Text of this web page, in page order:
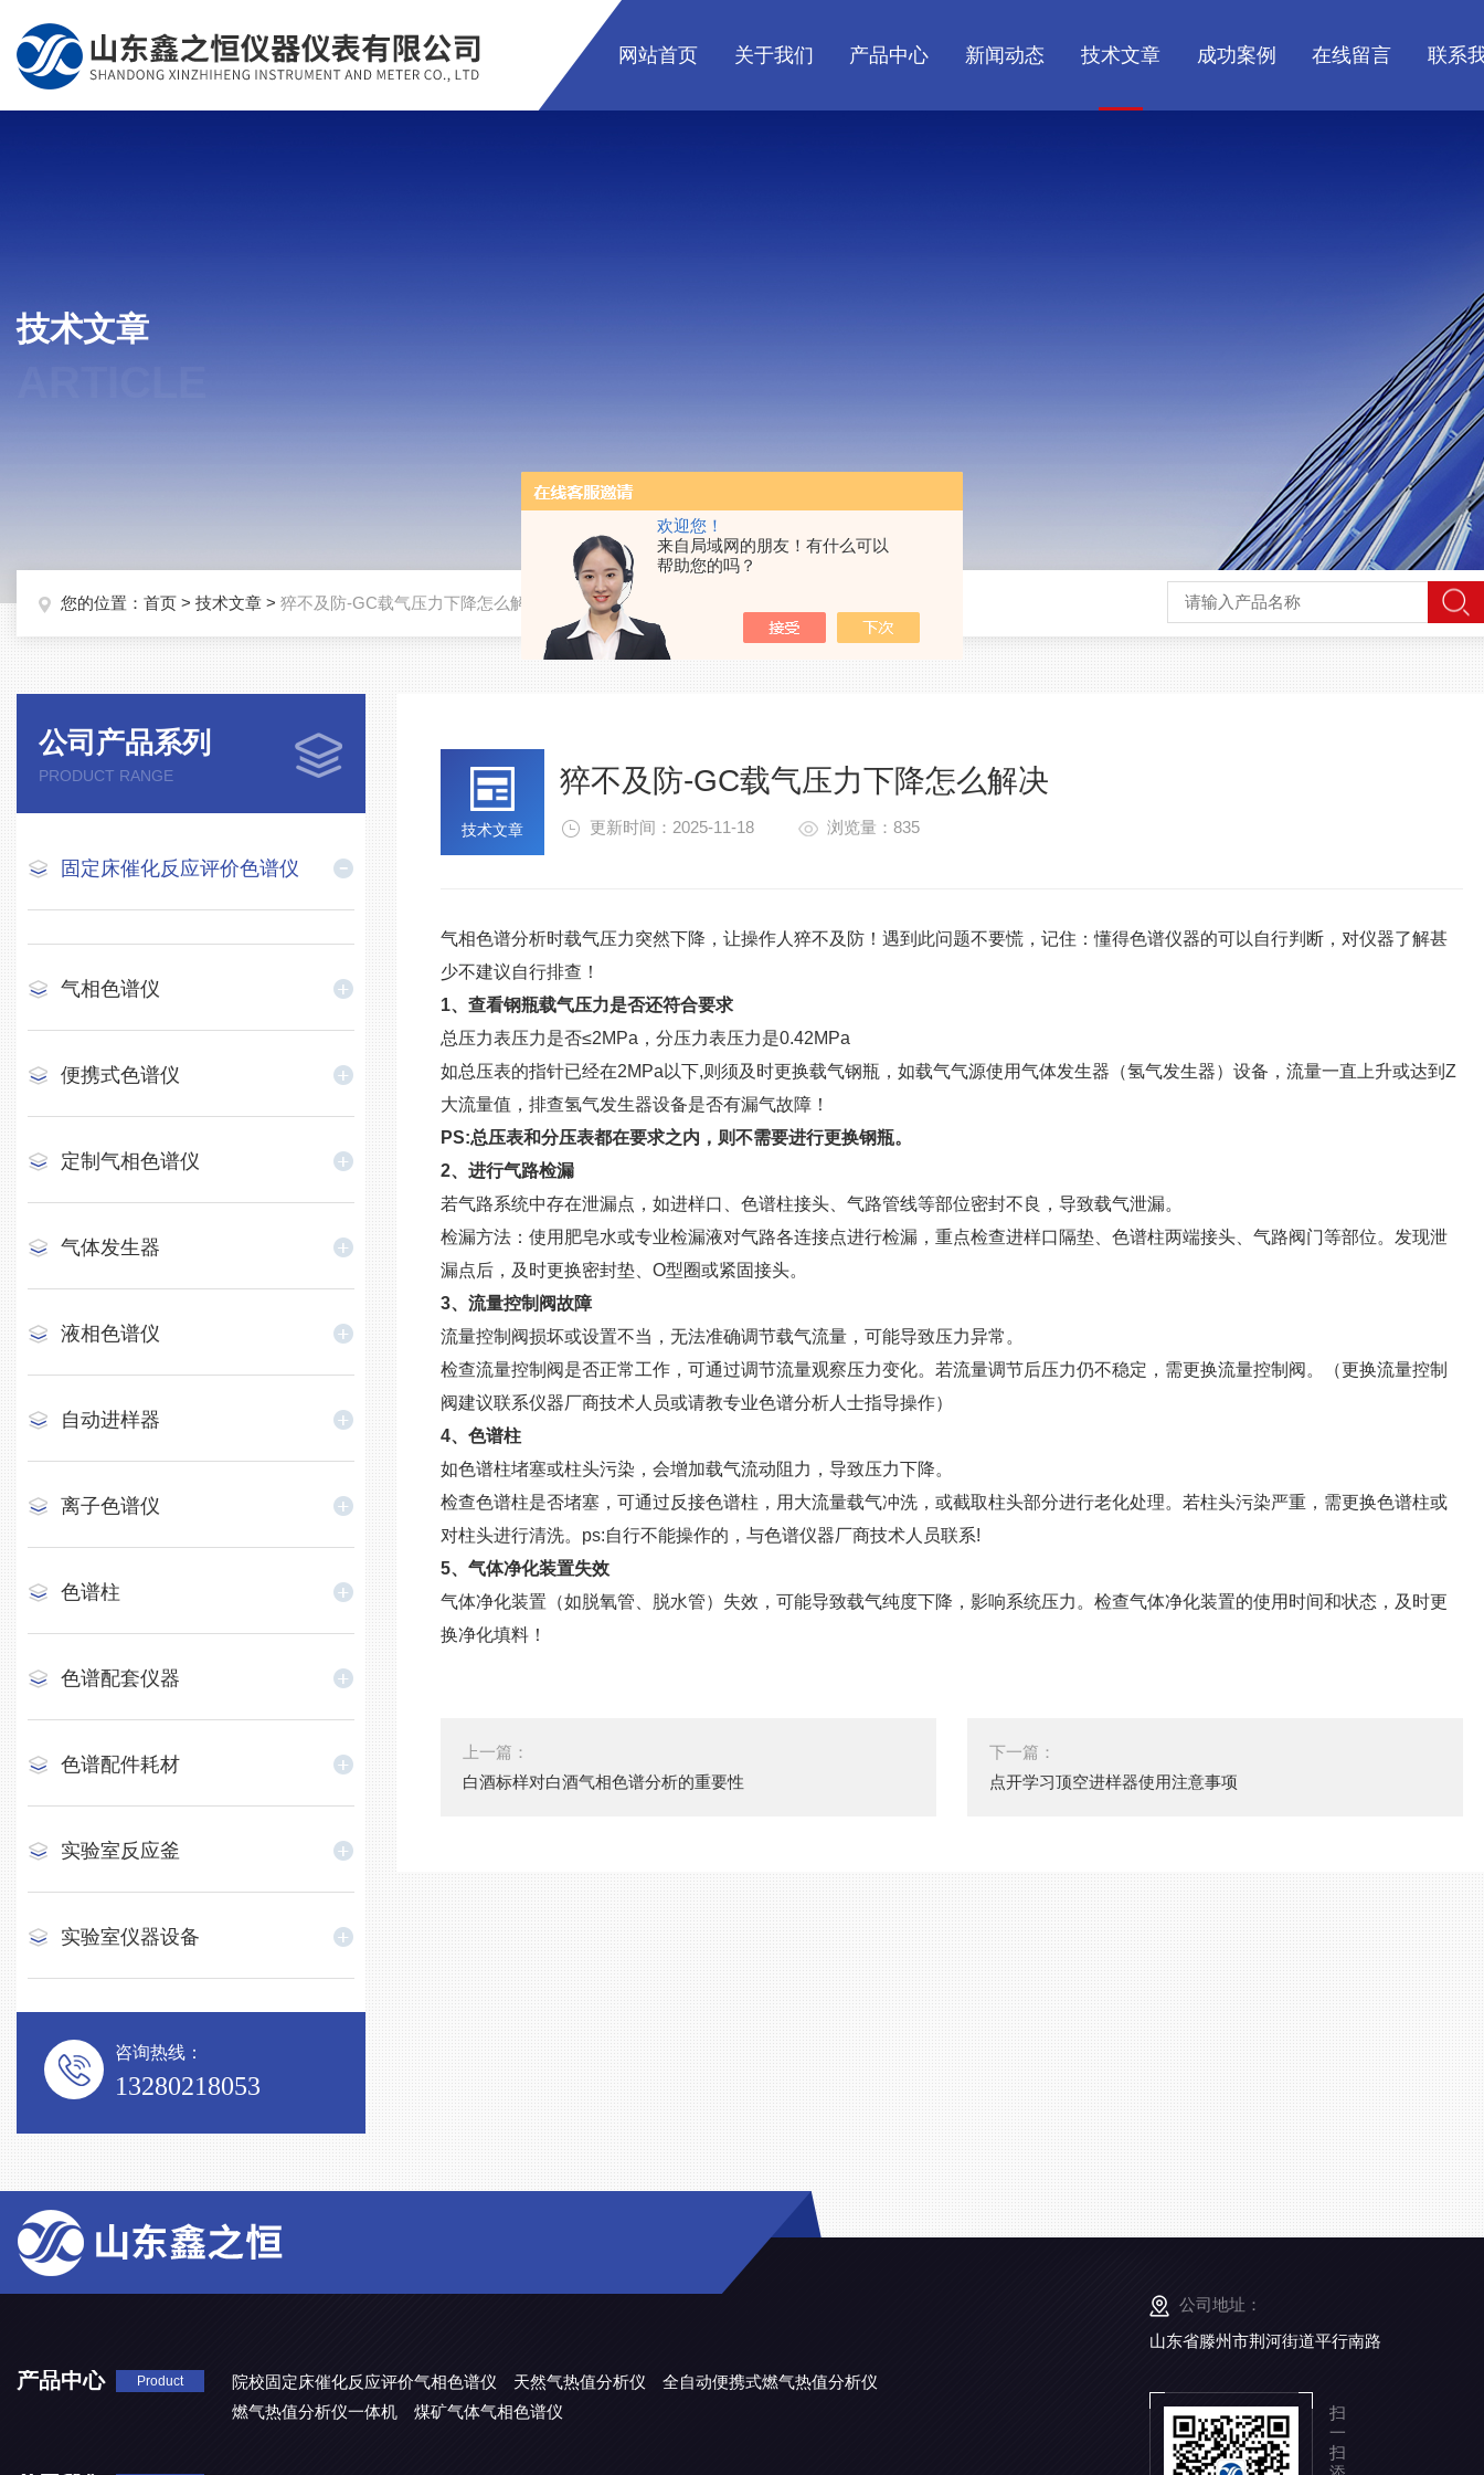
欢迎您！
来自局域网的朋友！有什么可以
帮助您的吗？
网站首页 关于我们 产品中心 新闻动态 技术文章 成功案例 在线留言 联系
技术文章
您的位置： 首页 > 技术文章 > 猝不及防-GC载气压力下降怎么解决
公司产品系列
PRODUCT RANGE
固定床催化反应评价色谱仪
气相色谱仪
便携式色谱仪
定制气相色谱仪
气体发生器
液相色谱仪
自动进样器
离子色谱仪
色谱柱
色谱配套仪器
色谱配件耗材
实验室反应釜
实验室仪器设备
咨询热线：
13280218053
技术文章
猝不及防-GC载气压力下降怎么解决
更新时间：2025-11-18 浏览量：835
气相色谱分析时载气压力突然下降，让操作人猝不及防！遇到此问题不要慌，记住：懂得色谱仪器的可以自行判断，对仪器了解甚
少不建议自行排查！
1、查看钢瓶载气压力是否还符合要求
总压力表压力是否≤2MPa，分压力表压力是0.42MPa
如总压表的指针已经在2MPa以下,则须及时更换载气钢瓶，如载气气源使用气体发生器（氢气发生器）设备，流量一直上升或达到Z
大流量值，排查氢气发生器设备是否有漏气故障！
PS:总压表和分压表都在要求之内，则不需要进行更换钢瓶。
2、进行气路检漏
若气路系统中存在泄漏点，如进样口、色谱柱接头、气路管线等部位密封不良，导致载气泄漏。
检漏方法：使用肥皂水或专业检漏液对气路各连接点进行检漏，重点检查进样口隔垫、色谱柱两端接头、气路阀门等部位。发现泄
漏点后，及时更换密封垫、O型圈或紧固接头。
3、流量控制阀故障
流量控制阀损坏或设置不当，无法准确调节载气流量，可能导致压力异常。
检查流量控制阀是否正常工作，可通过调节流量观察压力变化。若流量调节后压力仍不稳定，需更换流量控制阀。（更换流量控制
阀建议联系仪器厂商技术人员或请教专业色谱分析人士指导操作）
4、色谱柱
如色谱柱堵塞或柱头污染，会增加载气流动阻力，导致压力下降。
检查色谱柱是否堵塞，可通过反接色谱柱，用大流量载气冲洗，或截取柱头部分进行老化处理。若柱头污染严重，需更换色谱柱或
对柱头进行清洗。ps:自行不能操作的，与色谱仪器厂商技术人员联系!
5、气体净化装置失效
气体净化装置（如脱氧管、脱水管）失效，可能导致载气纯度下降，影响系统压力。检查气体净化装置的使用时间和状态，及时更
换净化填料！
上一篇：
白酒标样对白酒气相色谱分析的重要性
下一篇：
点开学习顶空进样器使用注意事项
产品中心 Product 院校固定床催化反应评价气相色谱仪 天然气热值分析仪
全自动便携式燃气热值分析仪
燃气热值分析仪一体机
煤矿气体气相色谱仪
公司地址：
山东省滕州市荆河街道平行南路
扫
一
扫